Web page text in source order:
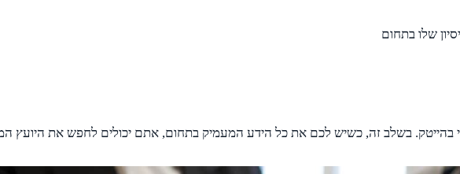
שלו בתחום
בהייטק. בשלב זה, כשיש לכם את כל הידע המעמיק בתחום, אתם יכולים לחפש את היועץ